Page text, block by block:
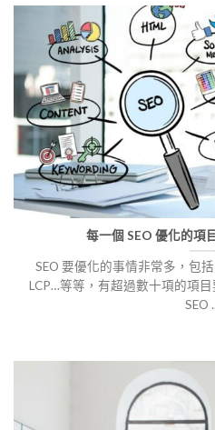
每一個 SEO 優化的項
SEO 要優化的事情非常多，包
LCP…等等，有超過數十項的項
SEO